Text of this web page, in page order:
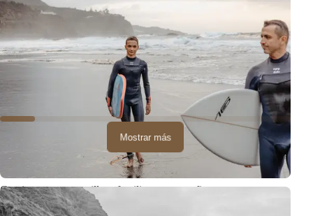
Mostrar más
Gracias a esta maravillosa familia por su confianza y por
permitirme capturar estos hermosos momentos. Playa del Socorro